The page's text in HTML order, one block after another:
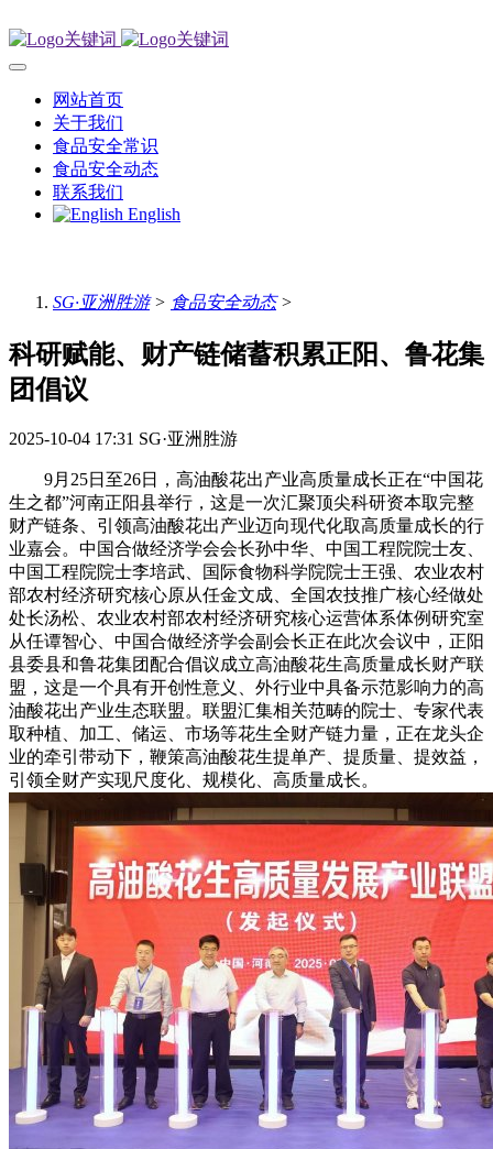
网站首页
关于我们
食品安全常识
食品安全动态
联系我们
English
SG·亚洲胜游> 食品安全动态>
科研赋能、财产链储蓄积累正阳、鲁花集
团倡议
2025-10-04 17:31 SG·亚洲胜游
9月25日至26日，高油酸花出产业高质量成长正在“中国花
生之都”河南正阳县举行，这是一次汇聚顶尖科研资本取完整
财产链条、引领高油酸花出产业迈向现代化取高质量成长的行
业嘉会。中国合做经济学会会长孙中华、中国工程院院士友、
中国工程院院士李培武、国际食物科学院院士王强、农业农村
部农村经济研究核心原从任金文成、全国农技推广核心经做处
处长汤松、农业农村部农村经济研究核心运营体系体例研究室
从任谭智心、中国合做经济学会副会长正在此次会议中，正阳
县委县和鲁花集团配合倡议成立高油酸花生高质量成长财产联
盟，这是一个具有开创性意义、外行业中具备示范影响力的高
油酸花出产业生态联盟。联盟汇集相关范畴的院士、专家代表
取种植、加工、储运、市场等花生全财产链力量，正在龙头企
业的牵引带动下，鞭策高油酸花生提单产、提质量、提效益，
引领全财产实现尺度化、规模化、高质量成长。